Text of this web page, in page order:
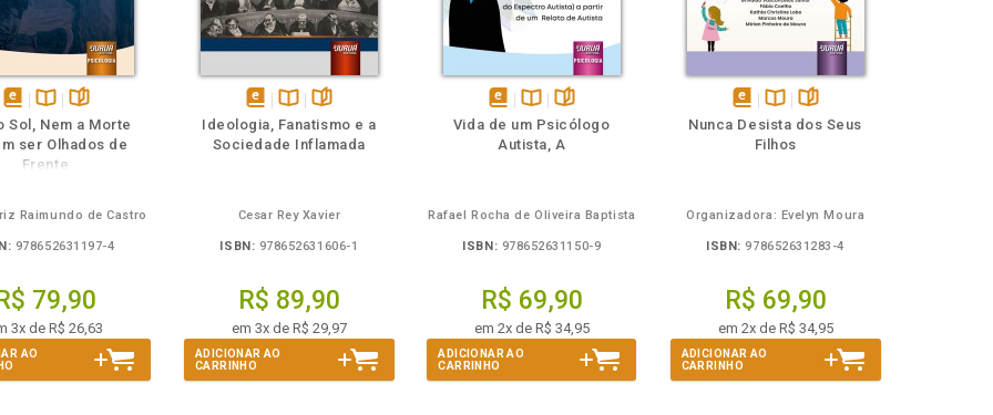
disponível
em
eBook
Disponível
na
B.V.
páginas
Sol, Nem a Morte
ser Olhados de
Frente
Raimundo de Castro
978652631197-4
R$ 79,90
3x de R$ 26,63
AO
disponível
em
Disponível
na
páginas
Ideologia, Fanatismo e a
Sociedade Inflamada
Cesar Rey Xavier
ISBN: 978652631606-1
R$ 89,90
em 3x de R$ 29,97
ADICIONAR AO
CARRINHO
disponível
em
Disponível
na
páginas
Vida de um Psicólogo
Autista, A
Rafael Rocha de Oliveira Baptista
ISBN: 978652631150-9
R$ 69,90
em 2x de R$ 34,95
ADICIONAR AO
CARRINHO
disponível
Também
Disponível
na
Folheie
páginas
Nunca Desista dos Seus
Filhos
Organizadora: Evelyn Moura
ISBN: 978652631283-4
R$ 69,90
em 2x de R$ 34,95
ADICIONAR AO
CARRINHO